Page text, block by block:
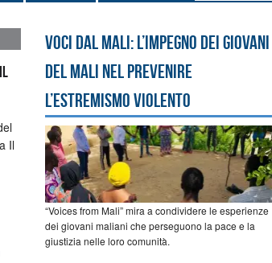
Il
Voci dal Mali: l’impegno dei giovani
del Mali nel prevenire
l’estremismo violento
“Voices from Mali” mira a condividere le esperienze
dei giovani maliani che perseguono la pace e la
giustizia nelle loro comunità.